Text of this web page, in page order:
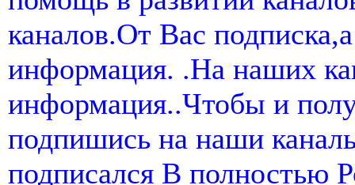
каналов.От Вас
информация. .На наших
информация..Чтобы и
подпишись на наши
подписался В полностью